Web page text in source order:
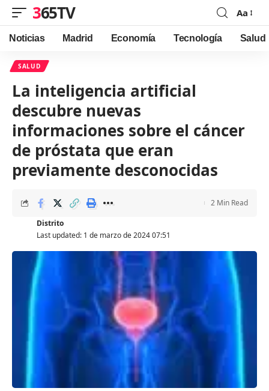
365TV
Font
Resizer
Aa
Noticias Madrid Economía Tecnología Salud
SALUD
La inteligencia artificial
descubre nuevas
informaciones sobre el cáncer
de próstata que eran
previamente desconocidas
Last updated: 1 de marzo de 2024 07:51
Distrito
2 Min Read